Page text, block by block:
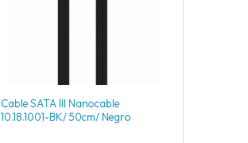
Cable SATA III Nanocable
10.18.1001-BK/ 50cm/ Negro